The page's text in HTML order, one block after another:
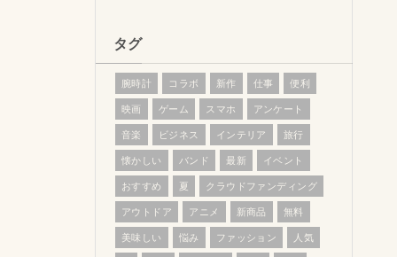
タグ
腕時計 コラボ 新作 仕事 便利
映画 ゲーム スマホ アンケート
音楽 ビジネス インテリア 旅行
懐かしい バンド 最新 イベント
おすすめ 夏 クラウドファンディング
アウトドア アニメ 新商品 無料
美味しい 悩み ファッション 人気